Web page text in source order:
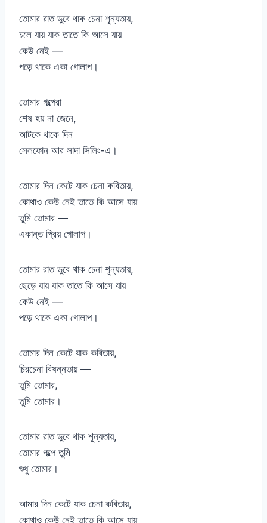
তোমার রাত ডুবে থাক চেনা শূন্যতায়,
চলে যায় যাক তাতে কি আসে যায়
কেউ নেই —
পড়ে থাকে একা গোলাপ।
তোমার গল্পেরা
শেষ হয় না জেনে,
আটকে থাকে দিন
সেলফোন আর সাদা সিলিং-এ।
তোমার দিন কেটে যাক চেনা কবিতায়,
কোথাও কেউ নেই তাতে কি আসে যায়
তুমি তোমার —
একান্ত প্রিয় গোলাপ।
তোমার রাত ডুবে থাক চেনা শূন্যতায়,
ছেড়ে যায় যাক তাতে কি আসে যায়
কেউ নেই —
পড়ে থাকে একা গোলাপ।
তোমার দিন কেটে যাক কবিতায়,
চিরচেনা বিষন্নতায় —
তুমি তোমার,
তুমি তোমার।
তোমার রাত ডুবে থাক শূন্যতায়,
তোমার গল্পে তুমি
শুধু তোমার।
আমার দিন কেটে যাক চেনা কবিতায়,
কোথাও কেউ নেই তাতে কি আসে যায়